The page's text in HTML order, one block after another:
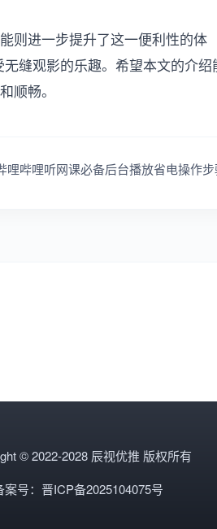
则进一步提升了这一便利性的体
缝观影的乐趣。希望本文的介绍
顺畅。
哩哔哩听网课必备后台播放省电操作步
© 2022-2028 辰视优推 版权所有
案号：晋ICP备2025104075号